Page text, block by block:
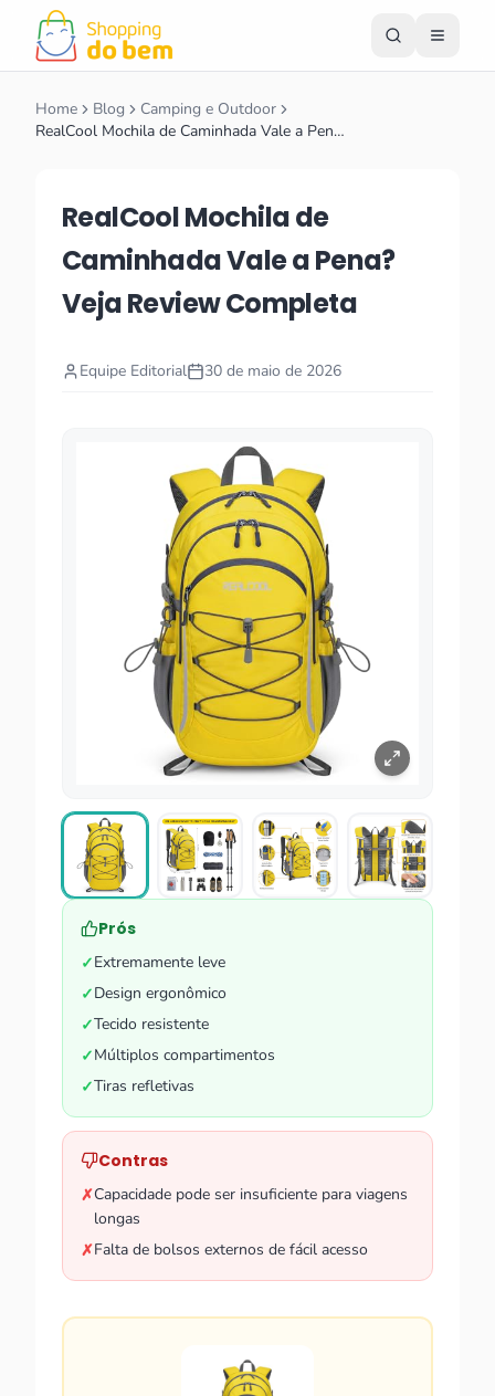
Home Blog
Camping e Outdoor
RealCool Mochila de Caminhada Vale a Pen…
RealCool Mochila de
Caminhada Vale a Pena?
Veja Review Completa
Equipe Editorial 30 de maio de 2026
Prós
✓Extremamente leve
✓Design ergonômico
✓Tecido resistente
✓Múltiplos compartimentos
✓Tiras refletivas
Contras
✗Capacidade pode ser insuficiente para viagens
longas
✗Falta de bolsos externos de fácil acesso